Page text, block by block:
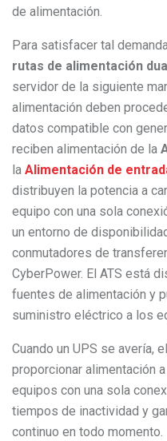
de alimentación.
Para satisfacer tal
rutas de alimentación
servidor de la siguiente
alimentación deben
datos compatible con
reciben alimentación de la
la Alimentación de
distribuyen la potencia a
equipo con una sola
un entorno de
conmutadores de
CyberPower. El ATS está
fuentes de alimentación y
suministro eléctrico a los
Cuando un UPS se avería,
proporcionar alimentación
equipos con una sola
tiempos de inactividad y
continuo en todo momento.